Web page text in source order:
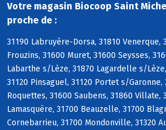
Votre magasin Biocoop Saint
proche de :
31190 Labruyère-Dorsa, 31810 Venerque,
Frouzins, 31600 Muret, 31600 Seysses,
Labarthe s/Lèze, 31870 Lagardelle s/
31120 Pinsaguel, 31120 Portet s/Garonne,
Roquettes, 31600 Saubens, 31860 Villate,
Lamasquère, 31700 Beauzelle, 31700
Cornebarrieu, 31700 Mondonville, 31320